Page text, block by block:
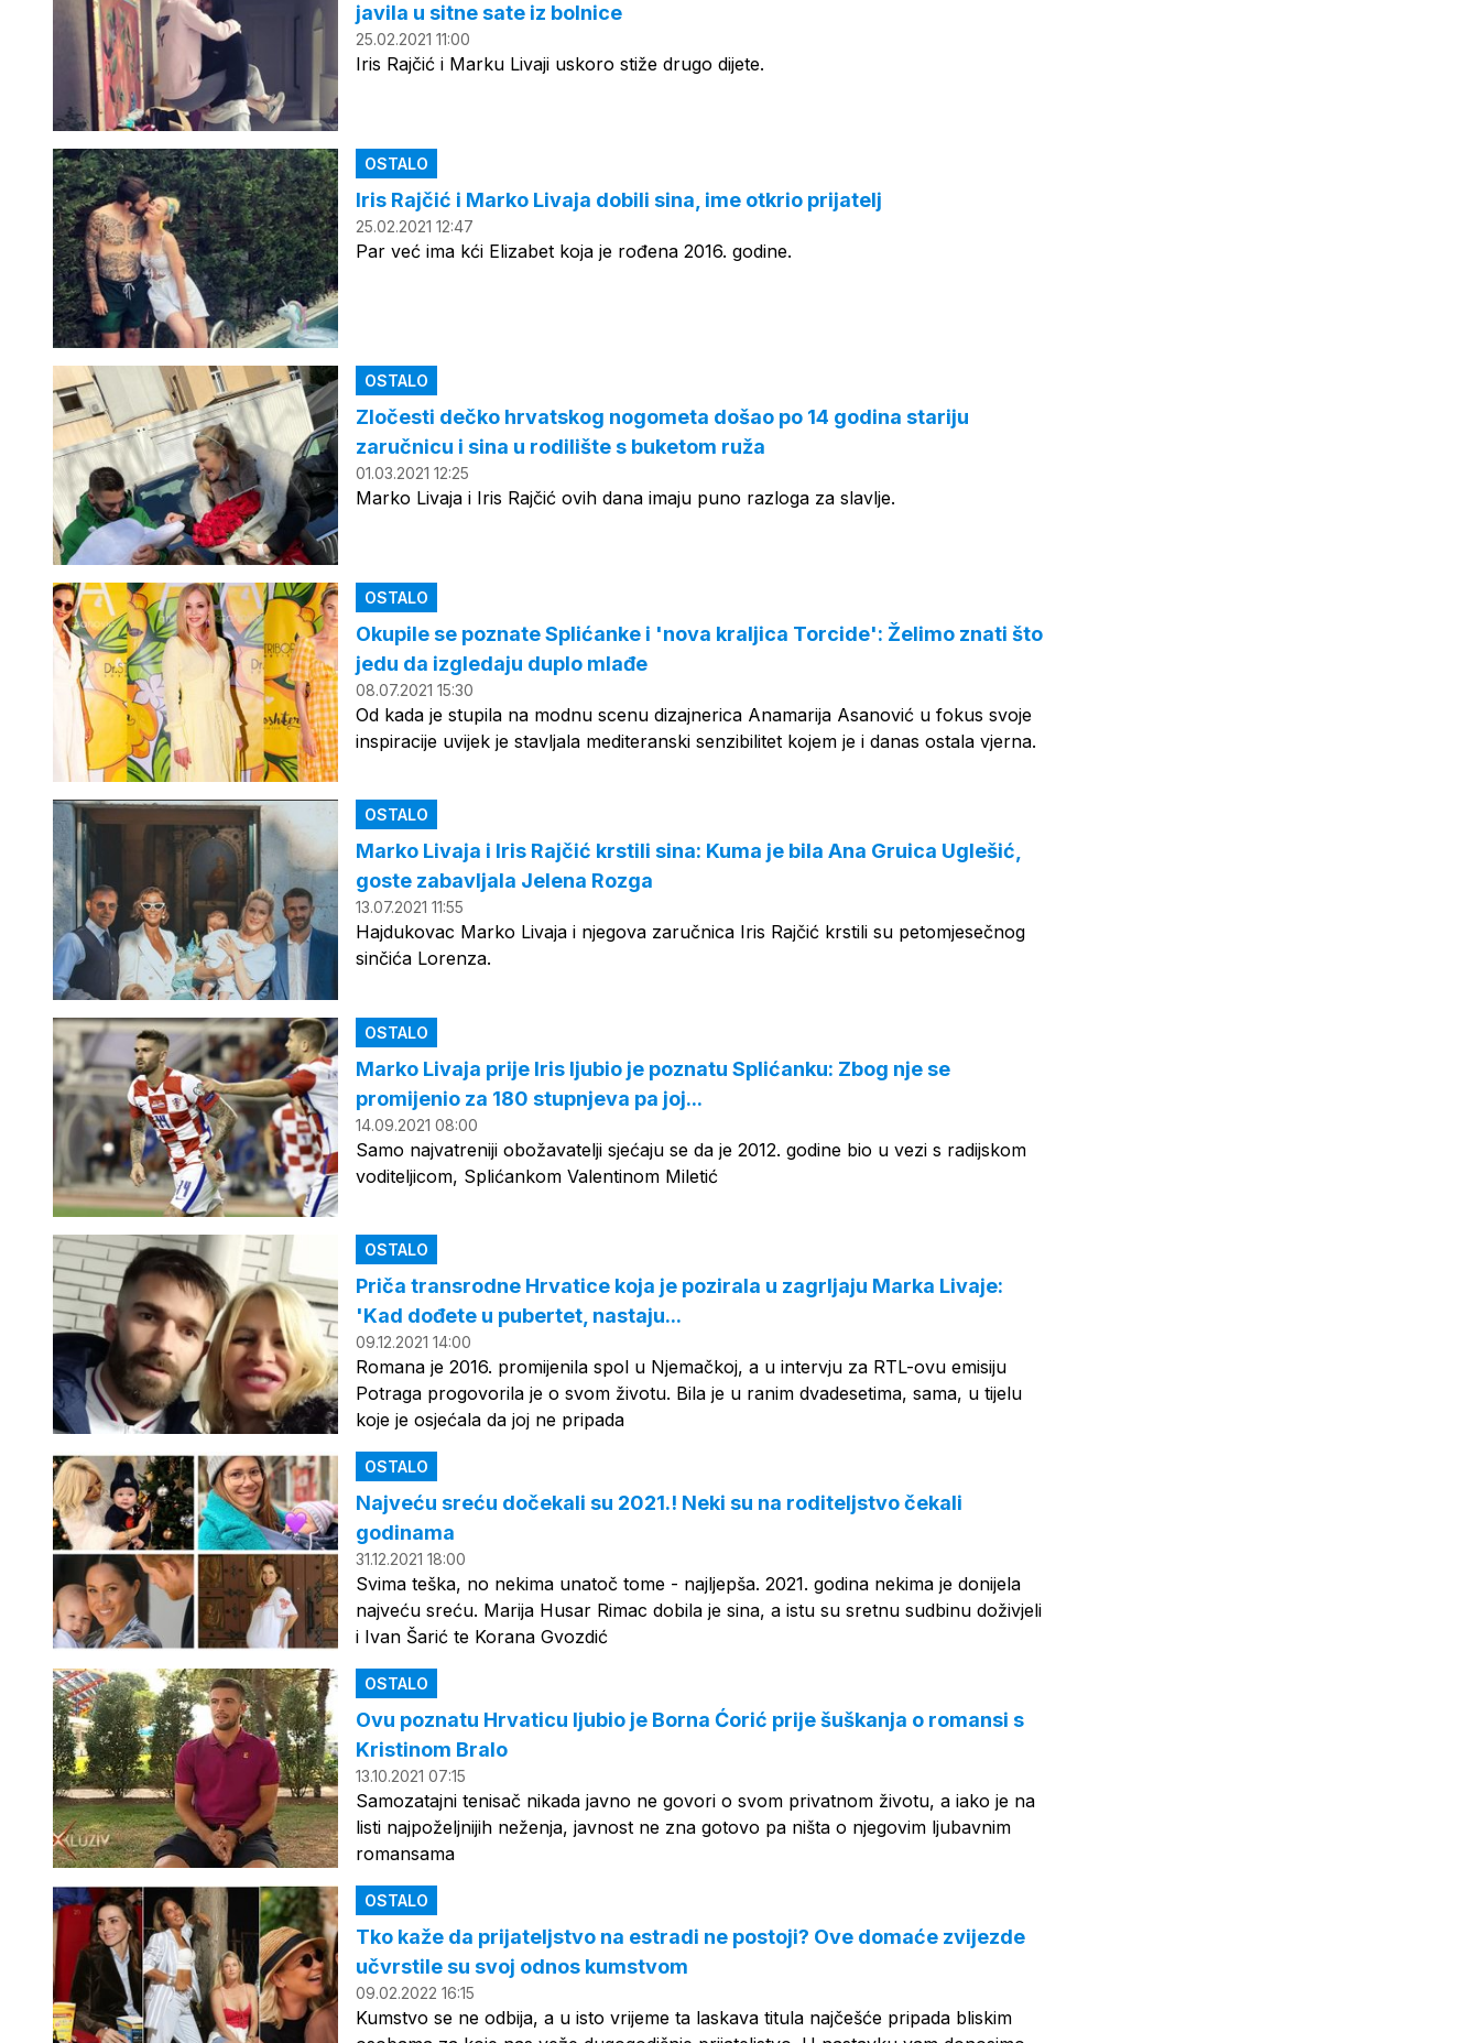
javila u sitne sate iz bolnice
25.02.2021 11:00
Iris Rajčić i Marku Livaji uskoro stiže drugo dijete.
OSTALO
Iris Rajčić i Marko Livaja dobili sina, ime otkrio prijatelj
25.02.2021 12:47
Par već ima kći Elizabet koja je rođena 2016. godine.
OSTALO
Zločesti dečko hrvatskog nogometa došao po 14 godina stariju
zaručnicu i sina u rodilište s buketom ruža
01.03.2021 12:25
Marko Livaja i Iris Rajčić ovih dana imaju puno razloga za slavlje.
OSTALO
Okupile se poznate Splićanke i 'nova kraljica Torcide': Želimo znati što
jedu da izgledaju duplo mlađe
08.07.2021 15:30
Od kada je stupila na modnu scenu dizajnerica Anamarija Asanović u fokus svoje
inspiracije uvijek je stavljala mediteranski senzibilitet kojem je i danas ostala vjerna.
OSTALO
Marko Livaja i Iris Rajčić krstili sina: Kuma je bila Ana Gruica Uglešić,
goste zabavljala Jelena Rozga
13.07.2021 11:55
Hajdukovac Marko Livaja i njegova zaručnica Iris Rajčić krstili su petomjesečnog
sinčića Lorenza.
OSTALO
Marko Livaja prije Iris ljubio je poznatu Splićanku: Zbog nje se
promijenio za 180 stupnjeva pa joj...
14.09.2021 08:00
Samo najvatreniji obožavatelji sjećaju se da je 2012. godine bio u vezi s radijskom
voditeljicom, Splićankom Valentinom Miletić
OSTALO
Priča transrodne Hrvatice koja je pozirala u zagrljaju Marka Livaje:
'Kad dođete u pubertet, nastaju...
09.12.2021 14:00
Romana je 2016. promijenila spol u Njemačkoj, a u intervju za RTL-ovu emisiju
Potraga progovorila je o svom životu. Bila je u ranim dvadesetima, sama, u tijelu
koje je osjećala da joj ne pripada
OSTALO
Najveću sreću dočekali su 2021.! Neki su na roditeljstvo čekali
godinama
31.12.2021 18:00
Svima teška, no nekima unatoč tome - najljepša. 2021. godina nekima je donijela
najveću sreću. Marija Husar Rimac dobila je sina, a istu su sretnu sudbinu doživjeli
i Ivan Šarić te Korana Gvozdić
OSTALO
Ovu poznatu Hrvaticu ljubio je Borna Ćorić prije šuškanja o romansi s
Kristinom Bralo
13.10.2021 07:15
Samozatajni tenisač nikada javno ne govori o svom privatnom životu, a iako je na
listi najpoželjnijih neženja, javnost ne zna gotovo pa ništa o njegovim ljubavnim
romansama
OSTALO
Tko kaže da prijateljstvo na estradi ne postoji? Ove domaće zvijezde
učvrstile su svoj odnos kumstvom
09.02.2022 16:15
Kumstvo se ne odbija, a u isto vrijeme ta laskava titula najčešće pripada bliskim